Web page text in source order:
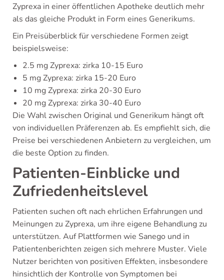
Zyprexa in einer öffentlichen Apotheke deutlich mehr
als das gleiche Produkt in Form eines Generikums.
Ein Preisüberblick für verschiedene Formen zeigt
beispielsweise:
2.5 mg Zyprexa: zirka 10-15 Euro
5 mg Zyprexa: zirka 15-20 Euro
10 mg Zyprexa: zirka 20-30 Euro
20 mg Zyprexa: zirka 30-40 Euro
Die Wahl zwischen Original und Generikum hängt oft
von individuellen Präferenzen ab. Es empfiehlt sich, die
Preise bei verschiedenen Anbietern zu vergleichen, um
die beste Option zu finden.
Patienten-Einblicke und
Zufriedenheitslevel
Patienten suchen oft nach ehrlichen Erfahrungen und
Meinungen zu Zyprexa, um ihre eigene Behandlung zu
unterstützen. Auf Plattformen wie Sanego und in
Patientenberichten zeigen sich mehrere Muster. Viele
Nutzer berichten von positiven Effekten, insbesondere
hinsichtlich der Kontrolle von Symptomen bei